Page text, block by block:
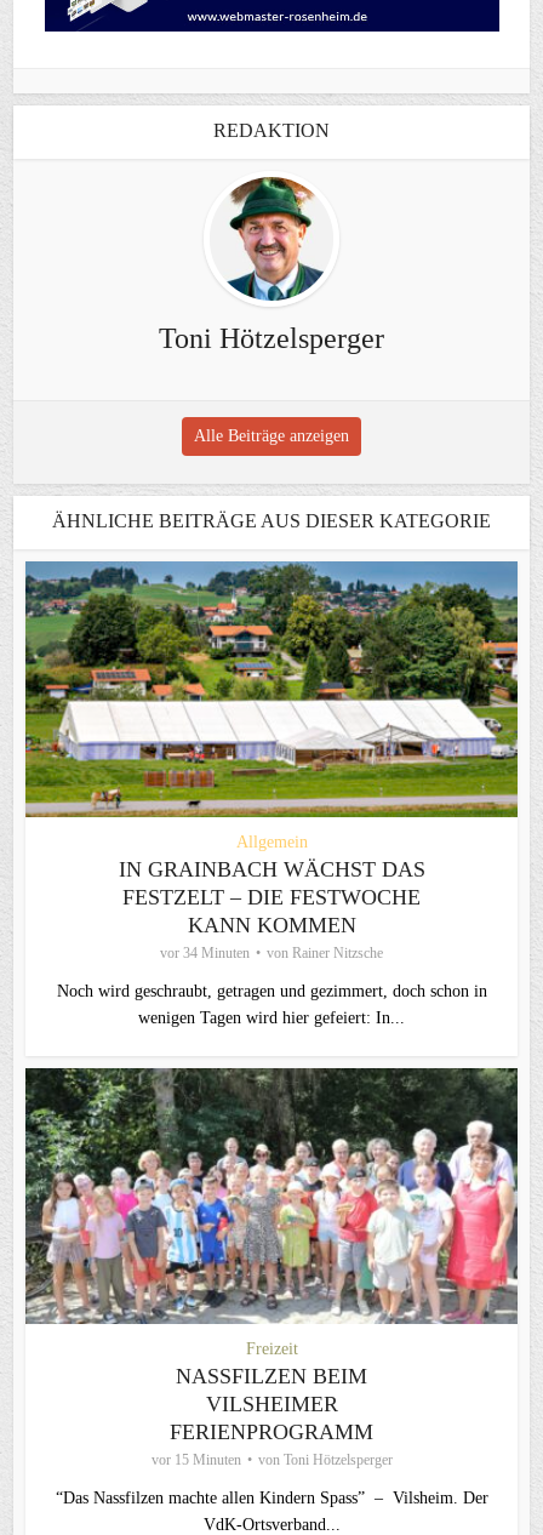
REDAKTION
Toni Hötzelsperger
Alle Beiträge anzeigen
ÄHNLICHE BEITRÄGE AUS DIESER KATEGORIE
Allgemein
IN GRAINBACH WÄCHST DAS
FESTZELT – DIE FESTWOCHE
KANN KOMMEN
vor 34 Minuten von Rainer Nitzsche
Noch wird geschraubt, getragen und gezimmert, doch schon in
wenigen Tagen wird hier gefeiert: In...
Freizeit
NASSFILZEN BEIM
VILSHEIMER
FERIENPROGRAMM
vor 15 Minuten von Toni Hötzelsperger
“Das Nassfilzen machte allen Kindern Spass” – Vilsheim. Der
VdK-Ortsverband...